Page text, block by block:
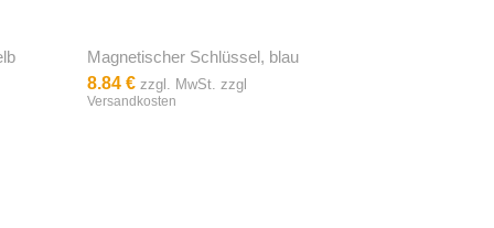
Magnetischer Schlüssel, blau
8.84 €zzgl. MwSt. zzgl
Versandkosten